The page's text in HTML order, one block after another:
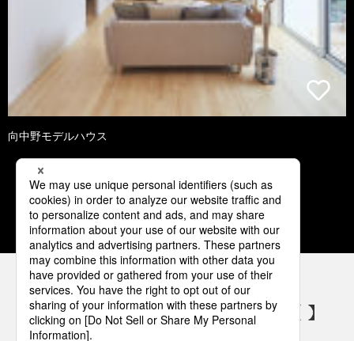
向中野モデルハウス
1 2 3 4 5
パナソニックの電気設備 SNSアカウント